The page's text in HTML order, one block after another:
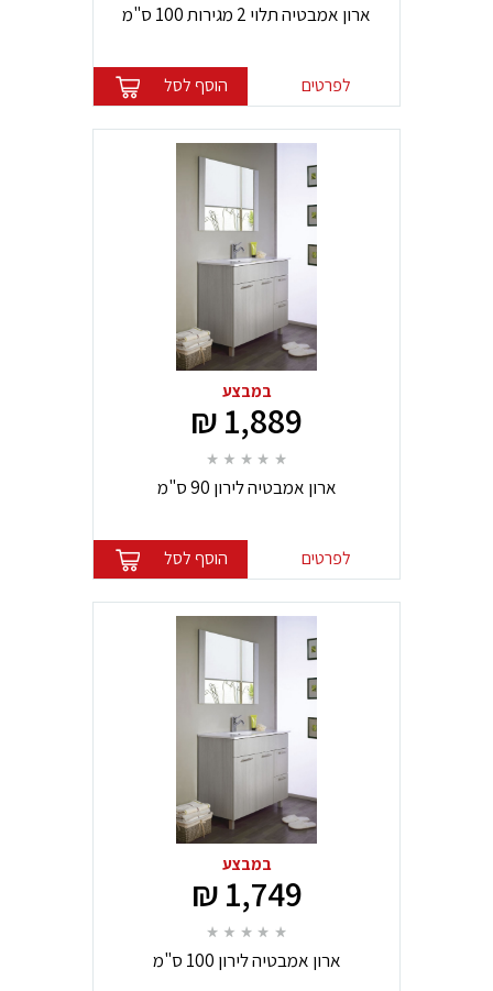
ארון אמבטיה תלוי 2 מגירות 100 ס"מ
לפרטים הוסף לסל
במבצע
1,889 ₪
ארון אמבטיה לירון 90 ס"מ
לפרטים הוסף לסל
במבצע
1,749 ₪
ארון אמבטיה לירון 100 ס"מ